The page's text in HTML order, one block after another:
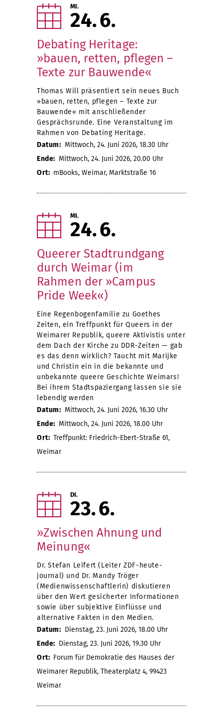
MI.
24 6
Debating Heritage:
»bauen, retten, pflegen –
Texte zur Bauwende«
Thomas Will präsentiert sein neues Buch
»bauen, retten, pflegen – Texte zur
Bauwende« mit anschließender
Gesprächsrunde. Eine Veranstaltung im
Rahmen von Debating Heritage.
Datum: Mittwoch, 24. Juni 2026, 18.30 Uhr
Ende: Mittwoch, 24. Juni 2026, 20.00 Uhr
Ort: mBooks, Weimar, Marktstraße 16
MI.
24 6
Queerer Stadtrundgang
durch Weimar (im
Rahmen der »Campus
Pride Week«)
Eine Regenbogenfamilie zu Goethes
Zeiten, ein Treffpunkt für Queers in der
Weimarer Republik, queere Aktivistis unter
dem Dach der Kirche zu DDR-Zeiten — gab
es das denn wirklich? Taucht mit Marijke
und Christin ein in die bekannte und
unbekannte queere Geschichte Weimars!
Bei ihrem Stadtspaziergang lassen sie sie
lebendig werden
Datum: Mittwoch, 24. Juni 2026, 16.30 Uhr
Ende: Mittwoch, 24. Juni 2026, 18.00 Uhr
Ort: Treffpunkt: Friedrich-Ebert-Straße 61,
Weimar
DI.
23 6
»Zwischen Ahnung und
Meinung«
Dr. Stefan Leifert (Leiter ZDF-heute-
journal) und Dr. Mandy Tröger
(Medienwissenschaftlerin) diskutieren
über den Wert gesicherter Informationen
sowie über subjektive Einflüsse und
alternative Fakten in den Medien.
Datum: Dienstag, 23. Juni 2026, 18.00 Uhr
Ende: Dienstag, 23. Juni 2026, 19.30 Uhr
Ort: Forum für Demokratie des Hauses der
Weimarer Republik, Theaterplatz 4, 99423
Weimar